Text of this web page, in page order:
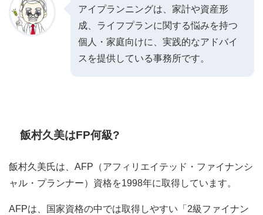
アイプランニングは、家計や資産形
成、ライフプランに関する悩みを持つ
個人・家庭向けに、実践的なアドバイ
スを提供している事務所です。
飯村久美はFP何級?
飯村久美氏は、AFP（アフィリエイテッド・ファイナンシ
ャル・プランナー）資格を1998年に取得しています。
AFPは、国家資格の中では取得しやすい「2級ファイナン